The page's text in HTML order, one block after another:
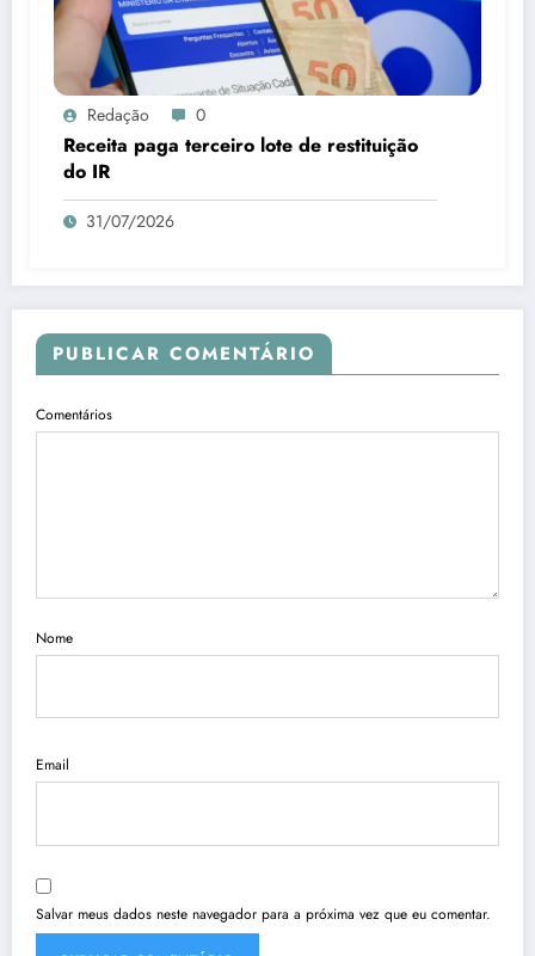
Redação 0
Receita paga terceiro lote de restituição
do IR
31/07/2026
PUBLICAR COMENTÁRIO
Comentários
Nome
Email
Salvar meus dados neste navegador para a próxima vez que eu comentar.